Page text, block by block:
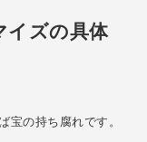
イズの具体
宝の持ち腐れです。